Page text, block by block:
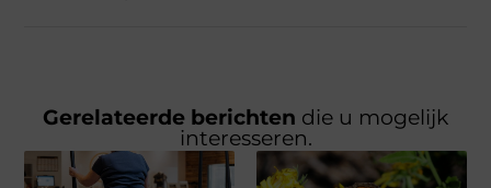
Gerelateerde berichten die u mogelijk
interesseren.